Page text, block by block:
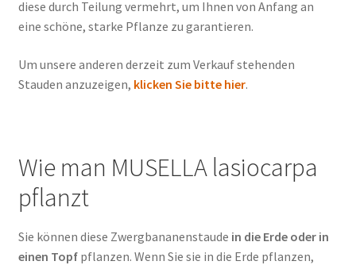
diese durch Teilung vermehrt, um Ihnen von Anfang an
eine schöne, starke Pflanze zu garantieren.
Um unsere anderen derzeit zum Verkauf stehenden
Stauden anzuzeigen, klicken Sie bitte hier.
Wie man MUSELLA lasiocarpa
pflanzt
Sie können diese Zwergbananenstaude in die Erde oder in
einen Topfpflanzen. Wenn Sie sie in die Erde pflanzen,